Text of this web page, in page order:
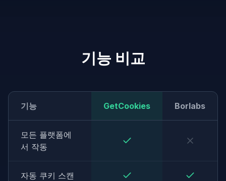
기능 비교
기능 GetCookies Borlabs
모든 플랫폼에
서 작동
자동 쿠키 스캔